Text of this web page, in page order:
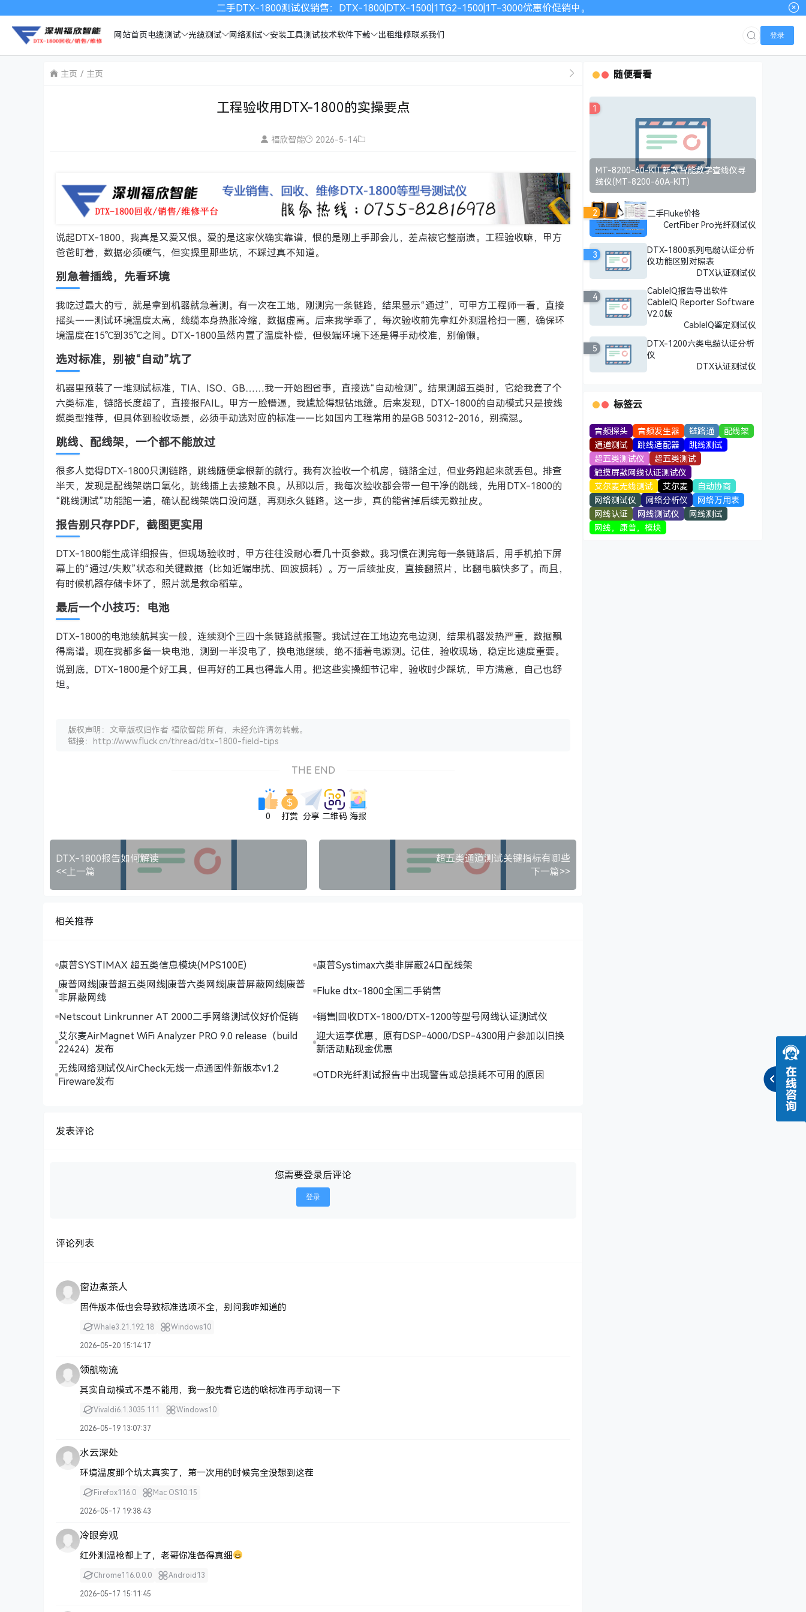
二手DTX-1800测试仪销售：DTX-1800|DTX-1500|1TG2-1500|1T-3000优惠价促销中。
网站首页电缆测试 光缆测试 网络测试 安装工具测试技术软件下载 出租维修联系我们 登录
主页 主页
工程验收用DTX-1800的实操要点
福欣智能 2026-5-14
说起DTX-1800，我真是又爱又恨。爱的是这家伙确实靠谱，恨的是刚上手那会儿，差点被它整崩溃。工程验收嘛，甲方
爸爸盯着，数据必须硬气，但实操里那些坑，不踩过真不知道。
别急着插线，先看环境
我吃过最大的亏，就是拿到机器就急着测。有一次在工地，刚测完一条链路，结果显示“通过”，可甲方工程师一看，直接
摇头——测试环境温度太高，线缆本身热胀冷缩，数据虚高。后来我学乖了，每次验收前先拿红外测温枪扫一圈，确保环
境温度在15℃到35℃之间。DTX-1800虽然内置了温度补偿，但极端环境下还是得手动校准，别偷懒。
选对标准，别被“自动”坑了
机器里预装了一堆测试标准，TIA、ISO、GB……我一开始图省事，直接选“自动检测”。结果测超五类时，它给我套了个
六类标准，链路长度超了，直接报FAIL。甲方一脸懵逼，我尴尬得想钻地缝。后来发现，DTX-1800的自动模式只是按线
缆类型推荐，但具体到验收场景，必须手动选对应的标准——比如国内工程常用的是GB 50312-2016，别搞混。
跳线、配线架，一个都不能放过
很多人觉得DTX-1800只测链路，跳线随便拿根新的就行。我有次验收一个机房，链路全过，但业务跑起来就丢包。排查
半天，发现是配线架端口氧化，跳线插上去接触不良。从那以后，我每次验收都会带一包干净的跳线，先用DTX-1800的
“跳线测试”功能跑一遍，确认配线架端口没问题，再测永久链路。这一步，真的能省掉后续无数扯皮。
报告别只存PDF，截图更实用
DTX-1800能生成详细报告，但现场验收时，甲方往往没耐心看几十页参数。我习惯在测完每一条链路后，用手机拍下屏
幕上的“通过/失败”状态和关键数据（比如近端串扰、回波损耗）。万一后续扯皮，直接翻照片，比翻电脑快多了。而且，
有时候机器存储卡坏了，照片就是救命稻草。
最后一个小技巧：电池
DTX-1800的电池续航其实一般，连续测个三四十条链路就报警。我试过在工地边充电边测，结果机器发热严重，数据飘
得离谱。现在我都多备一块电池，测到一半没电了，换电池继续，绝不插着电源测。记住，验收现场，稳定比速度重要。
说到底，DTX-1800是个好工具，但再好的工具也得靠人用。把这些实操细节记牢，验收时少踩坑，甲方满意，自己也舒
坦。
版权声明：文章版权归作者 福欣智能 所有，未经允许请勿转载。
链接：http://www.fluck.cn/thread/dtx-1800-field-tips
THE END
0 打赏 分享 二维码 海报
DTX-1800报告如何解读
<<上一篇
超五类通道测试关键指标有哪些
下一篇>>
相关推荐
康普SYSTIMAX 超五类信息模块(MPS100E)
康普Systimax六类非屏蔽24口配线架
康普网线|康普超五类网线|康普六类网线|康普屏蔽网线|康普
非屏蔽网线
Fluke dtx-1800全国二手销售
Netscout Linkrunner AT 2000二手网络测试仪好价促销
销售|回收DTX-1800/DTX-1200等型号网线认证测试仪
艾尔麦AirMagnet WiFi Analyzer PRO 9.0 release（build
22424）发布
迎大运享优惠，原有DSP-4000/DSP-4300用户参加以旧换
新活动贴现金优惠
无线网络测试仪AirCheck无线一点通固件新版本v1.2
Fireware发布
OTDR光纤测试报告中出现警告或总损耗不可用的原因
发表评论
您需要登录后评论
登录
评论列表
窗边煮茶人
固件版本低也会导致标准选项不全，别问我咋知道的
Whale3.21.192.18 Windows10
2026-05-20 15:14:17
领航物流
其实自动模式不是不能用，我一般先看它选的啥标准再手动调一下
Vivaldi6.1.3035.111 Windows10
2026-05-19 13:07:37
水云深处
环境温度那个坑太真实了，第一次用的时候完全没想到这茬
Firefox116.0 Mac OS10.15
2026-05-17 19:38:43
冷眼旁观
红外测温枪都上了，老哥你准备得真细
Chrome116.0.0.0 Android13
2026-05-17 15:11:45
随便看看
1
MT-8200-60-KIT新款智能数字查线仪寻
线仪(MT-8200-60A-KIT)
2
二手Fluke价格
CertFiber Pro光纤测试仪
3
DTX-1800系列电缆认证分析
仪功能区别对照表
DTX认证测试仪
4
CableIQ报告导出软件
CableIQ Reporter Software
V2.0版
CableIQ鉴定测试仪
5
DTX-1200六类电缆认证分析
仪
DTX认证测试仪
标签云
音频探头 音频发生器 链路通
配线架
通道测试
跳线适配器
跳线测试
超五类测试仪
超五类测试
触摸屏款网线认证测试仪
艾尔麦无线测试
艾尔麦
自动协商
网络测试仪
网络分析仪
网络万用表
网线认证
网线测试仪
网线测试
网线，康普，模块